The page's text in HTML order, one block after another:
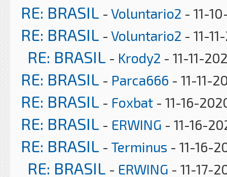
RE: BRASIL - Voluntario2 - 11-
RE: BRASIL - Voluntario2 - 11-
RE: BRASIL - Krody2 - 11-11-
RE: BRASIL - Parca666 - 11-11-
RE: BRASIL - Foxbat - 11-16-
RE: BRASIL - ERWING - 11-16-
RE: BRASIL - Terminus - 11-16-
RE: BRASIL - ERWING - 11-17-